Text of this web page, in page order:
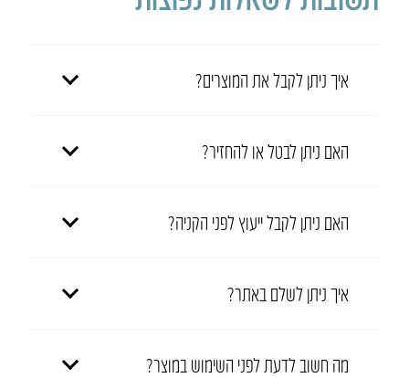
איך ניתן לקבל את המוצרים?
האם ניתן לבטל או להחזיר?
האם ניתן לקבל ייעוץ לפני הקניה?
איך ניתן לשלם באתר?
מה חשוב לדעת לפני השימוש במוצר?